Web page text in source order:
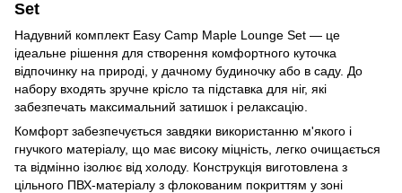
Set
Надувний комплект Easy Camp Maple Lounge Set — це
ідеальне рішення для створення комфортного куточка
відпочинку на природі, у дачному будиночку або в саду. До
набору входять зручне крісло та підставка для ніг, які
забезпечать максимальний затишок і релаксацію.
Комфорт забезпечується завдяки використанню м'якого і
гнучкого матеріалу, що має високу міцність, легко очищається
та відмінно ізолює від холоду. Конструкція виготовлена з
цільного ПВХ-матеріалу з флокованим покриттям у зоні